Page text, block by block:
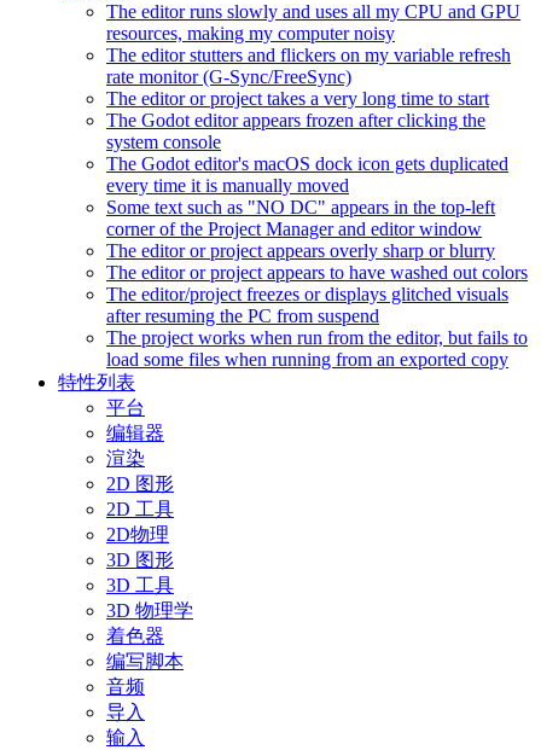
The editor runs slowly and uses all my CPU and GPU
resources, making my computer noisy
The editor stutters and flickers on my variable refresh
rate monitor (G-Sync/FreeSync)
The editor or project takes a very long time to start
The Godot editor appears frozen after clicking the
system console
The Godot editor's macOS dock icon gets duplicated
every time it is manually moved
Some text such as "NO DC" appears in the top-left
corner of the Project Manager and editor window
The editor or project appears overly sharp or blurry
The editor or project appears to have washed out colors
The editor/project freezes or displays glitched visuals
after resuming the PC from suspend
The project works when run from the editor, but fails to
load some files when running from an exported copy
特性列表
平台
编辑器
渲染
2D 图形
2D 工具
2D物理
3D 图形
3D 工具
3D 物理学
着色器
编写脚本
音频
导入
输入